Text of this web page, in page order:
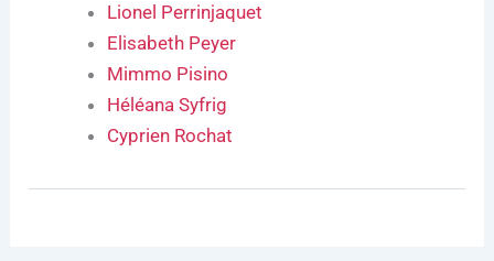
Lionel Perrinjaquet
Elisabeth Peyer
Mimmo Pisino
Héléana Syfrig
Cyprien Rochat